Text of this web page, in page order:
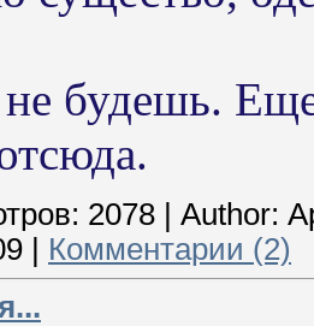
будешь.
2078 Author:
Комментарии (2)